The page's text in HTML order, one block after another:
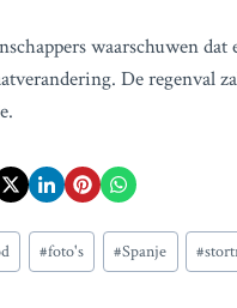
waarschuwen
De regenval
#foto's #Spanje #